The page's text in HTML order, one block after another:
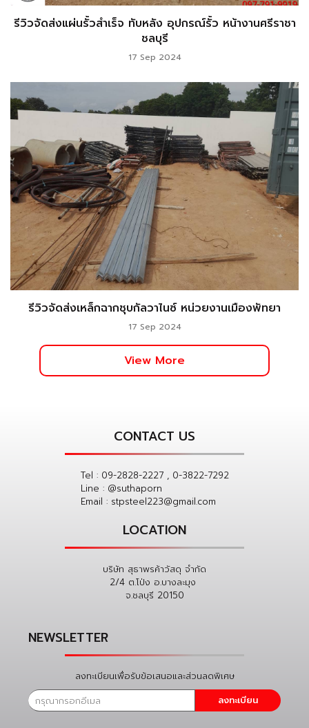
รีวิวจัดส่งแผ่นรั้วสำเร็จ ทับหลัง อุปกรณ์รั้ว หน้างานศรีราชา
ชลบุรี
17 Sep 2024
รีวิวจัดส่งเหล็กฉากชุบกัลวาไนซ์ หน่วยงานเมืองพัทยา
17 Sep 2024
View More
CONTACT US
Tel : 09-2828-2227 , 0-3822-7292
Line : @suthaporn
Email : stpsteel223@gmail.com
LOCATION
บริษัท สุธาพรค้าวัสดุ จำกัด
2/4 ต.โป่ง อ.บางละมุง
จ.ชลบุรี 20150
NEWSLETTER
ลงทะเบียนเพื่อรับข้อเสนอและส่วนลดพิเศษ
ลงทะเบียน